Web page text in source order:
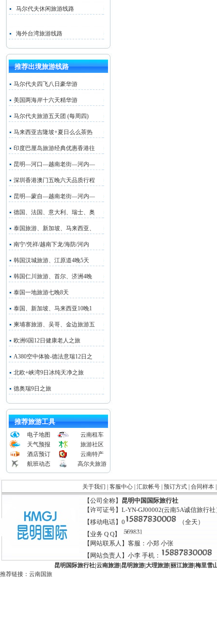
马尔代夫休闲旅游线路
海外台湾旅游线路
推荐出境旅游线路
马尔代夫四飞八日豪华游
美国两海岸十六天精华游
马尔代夫旅游五天团 (每周四)
马来西亚吉隆坡+夏日么么茶热
印度巴厘岛旅游经典优惠香港往
昆明—河口—越南老街—河内—
深圳香港澳门五晚六天品质行程
昆明—蒙自—越南老街—河内—
德国、法国、意大利、瑞士、奥
泰国旅游、新加坡、马来西亚、
南宁/凭祥/越南下龙/海防/河内
韩国汉城旅游、江原道4晚5天
韩国仁川旅游、首尔、济洲4晚
泰国一地旅游七晚8天
泰国、新加坡、马来西亚10晚1
柬埔寨旅游、吴哥、金边旅游五
欧洲6国12日健康老人之旅
A380空中体验-德法意瑞12日之
北欧+峡湾9日冰纯天净之旅
德奥瑞9日之旅
推荐旅游工具
电子地图
云南租车
天气预报
旅游社区
酒店预订
云南特产
航班动态
高尔夫旅游
关于我们 客服中心| 汇款帐号| 预订方式| 合同样本
【公司全称】 昆明中国国际旅行社
【许可证号】L-YN-GJ00002(云南5A诚信旅行社
【移动电话】0
（全天）
【业务 Q Q】
【网站联系人】客服：小郑 小张
【网站负责人】小李 手机：
昆明国际旅行社| 云南旅游| 昆明旅游| 大理旅游| 丽江旅游| 梅里雪
推荐链接： 云南国旅